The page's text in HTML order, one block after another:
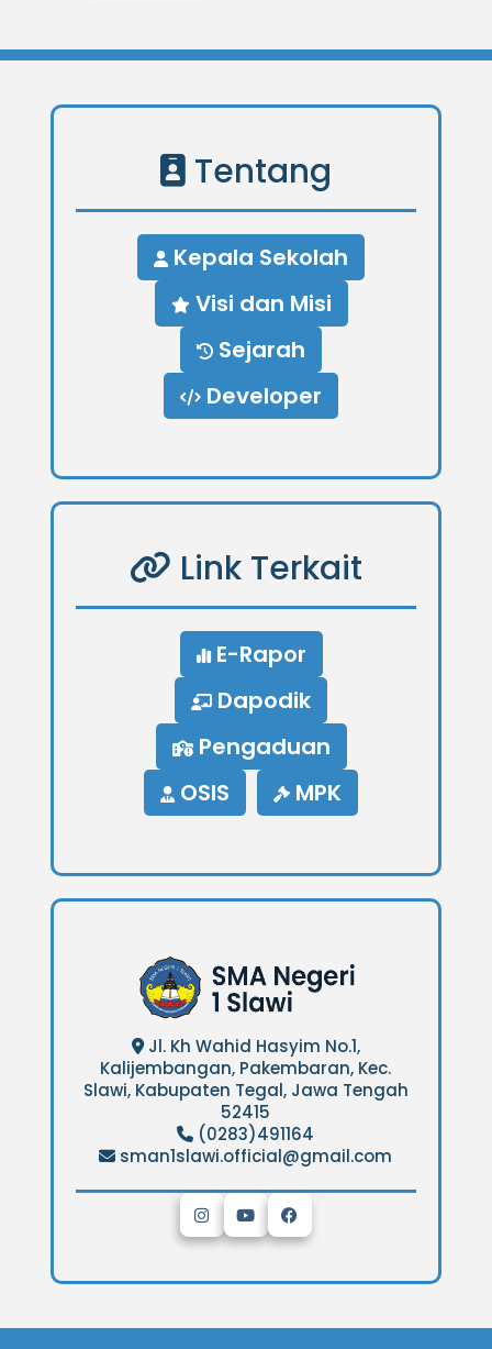
Tentang
Kepala Sekolah
Visi dan Misi
Sejarah
Developer
Link Terkait
E-Rapor
Dapodik
Pengaduan
OSIS
MPK
Jl. Kh Wahid Hasyim No.1,
Kalijembangan, Pakembaran, Kec.
Slawi, Kabupaten Tegal, Jawa Tengah
52415
(0283)491164
sman1slawi.official@gmail.com